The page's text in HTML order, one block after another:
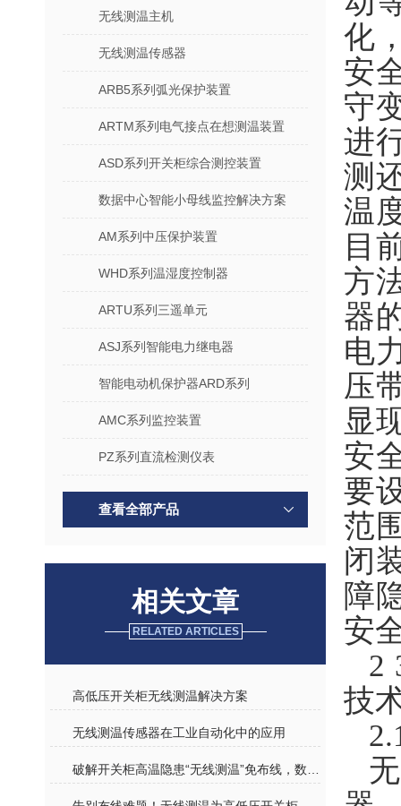
无线测温主机
无线测温传感器
ARB5系列弧光保护装置
ARTM系列电气接点在想测温装置
ASD系列开关柜综合测控装置
数据中心智能小母线监控解决方案
AM系列中压保护装置
WHD系列温湿度控制器
ARTU系列三遥单元
ASJ系列智能电力继电器
智能电动机保护器ARD系列
AMC系列监控装置
PZ系列直流检测仪表
查看全部产品
相关文章
RELATED ARTICLES
高低压开关柜无线测温解决方案
无线测温传感器在工业自动化中的应用
化
安
守
进
测
温
目
方
器
电
压
显
安
要
范
闭
障
安
2
技